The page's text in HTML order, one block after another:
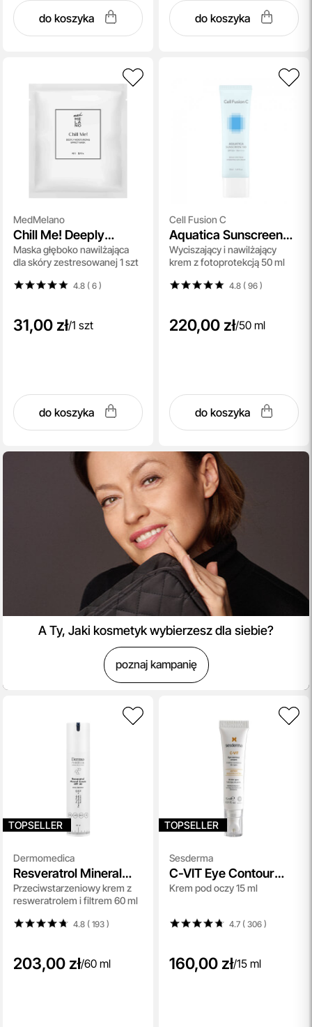
do koszyka do koszyka
MedMelano
Chill Me! Deeply
Moisturizing Effect
Mask
Maska głęboko nawilżająca
dla skóry zestresowanej 1 szt
4.8 ( 6)
31,00 zł/1 szt
do koszyka
Cell Fusion C
Aquatica Sunscreen
100 SPF 50+ / PA ++++
Wyciszający i nawilżający
krem z fotoprotekcją 50 ml
4.8 ( 96)
220,00 zł/50 ml
do koszyka
A Ty, Jaki kosmetyk wybierzesz dla siebie?
poznaj kampanię
TOPSELLER
Dermomedica
Resveratrol Mineral
Cream SPF 30
Przeciwstarzeniowy krem z
resweratrolem i filtrem 60 ml
4.8 ( 193)
203,00 zł/60 ml
TOPSELLER
Sesderma
C-VIT Eye Contour
Cream
Krem pod oczy 15 ml
4.7 ( 306)
160,00 zł/15 ml